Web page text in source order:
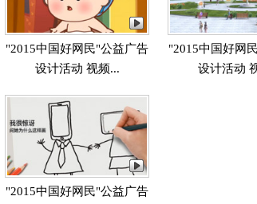
"2015中国好网民"公益广告
设计活动 视频...
"2015中国好网
设计活动
"2015中国好网民"公益广告